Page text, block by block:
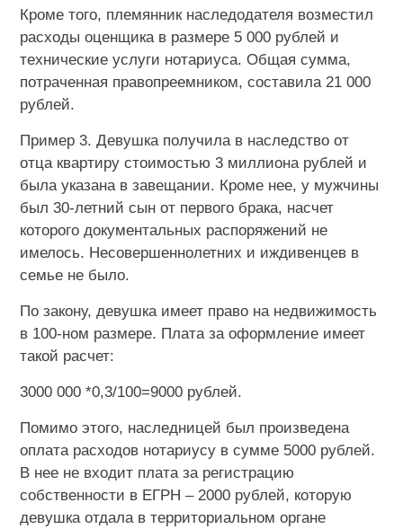
Кроме того, племянник наследодателя возместил
расходы оценщика в размере 5 000 рублей и
технические услуги нотариуса. Общая сумма,
потраченная правопреемником, составила 21 000
рублей.
Пример 3. Девушка получила в наследство от
отца квартиру стоимостью 3 миллиона рублей и
была указана в завещании. Кроме нее, у мужчины
был 30-летний сын от первого брака, насчет
которого документальных распоряжений не
имелось. Несовершеннолетних и иждивенцев в
семье не было.
По закону, девушка имеет право на недвижимость
в 100-ном размере. Плата за оформление имеет
такой расчет:
3000 000 *0,3/100=9000 рублей.
Помимо этого, наследницей был произведена
оплата расходов нотариусу в сумме 5000 рублей.
В нее не входит плата за регистрацию
собственности в ЕГРН – 2000 рублей, которую
девушка отдала в территориальном органе